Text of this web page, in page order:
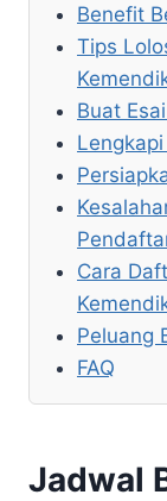
Benefit
Tips
Buat
Cara
Peluang
FAQ
Jadwal